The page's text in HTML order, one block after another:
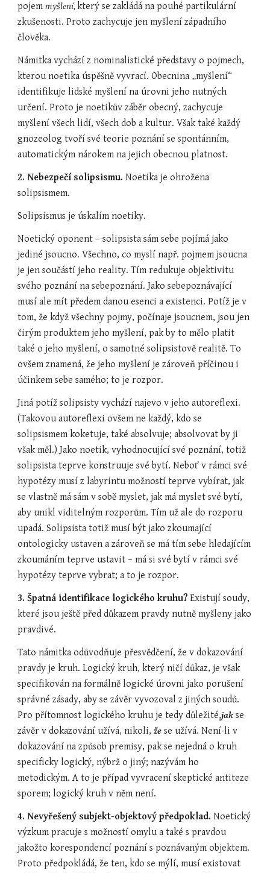
pojem myšlení, který se zakládá na pouhé partikulární
zkušenosti. Proto zachycuje jen myšlení západního
člověka.
Námitka vychází z nominalistické představy o pojmech,
kterou noetika úspěšně vyvrací. Obecnina „myšlení“
identifikuje lidské myšlení na úrovni jeho nutných
určení. Proto je noetikův záběr obecný, zachycuje
myšlení všech lidí, všech dob a kultur. Však také každý
gnozeolog tvoří své teorie poznání se spontánním,
automatickým nárokem na jejich obecnou platnost.
2. Nebezpečí solipsismu. Noetika je ohrožena
solipsismem.
Solipsismus je úskalím noetiky.
Noetický oponent – solipsista sám sebe pojímá jako
jediné jsoucno. Všechno, co myslí např. pojmem jsoucna
je jen součástí jeho reality. Tím redukuje objektivitu
svého poznání na sebepoznání. Jako sebepoznávající
musí ale mít předem danou esenci a existenci. Potíž je v
tom, že když všechny pojmy, počínaje jsoucnem, jsou jen
čirým produktem jeho myšlení, pak by to mělo platit
také o jeho myšlení, o samotné solipsistově realitě. To
ovšem znamená, že jeho myšlení je zároveň příčinou i
účinkem sebe samého; to je rozpor.
Jiná potíž solipsisty vychází najevo v jeho autoreflexi.
(Takovou autoreflexi ovšem ne každý, kdo se
solipsismem koketuje, také absolvuje; absolvovat by ji
však měl.) Jako noetik, vyhodnocující své poznání, totiž
solipsista teprve konstruuje své bytí. Neboť v rámci své
hypotézy musí z labyrintu možností teprve vybírat, jak
se vlastně má sám v sobě myslet, jak má myslet své bytí,
aby unikl viditelným rozporům. Tím už ale do rozporu
upadá. Solipsista totiž musí být jako zkoumající
ontologicky ustaven a zároveň se má tím sebe hledajícím
zkoumáním teprve ustavit – má si své bytí v rámci své
hypotézy teprve vybrat; a to je rozpor.
3. Špatná identifikace logického kruhu? Existují soudy,
které jsou ještě před důkazem pravdy nutně myšleny jako
pravdivé.
Tato námitka odůvodňuje přesvědčení, že v dokazování
pravdy je kruh. Logický kruh, který ničí důkaz, je však
specifikován na formálně logické úrovni jako porušení
správné zásady, aby se závěr vyvozoval z jiných soudů.
Pro přítomnost logického kruhu je tedy důležité,jak se
závěr v dokazování užívá, nikoli, že se užívá. Není-li v
dokazování na způsob premisy, pak se nejedná o kruh
specificky logický, nýbrž o jiný; nazývám ho
metodickým. A to je případ vyvracení skeptické antiteze
sporem; logický kruh v něm není.
4. Nevyřešený subjekt-objektový předpoklad. Noetický
výzkum pracuje s možností omylu a také s pravdou
jakožto korespondencí poznání s poznávaným objektem.
Proto předpokládá, že ten, kdo se mýlí, musí existovat